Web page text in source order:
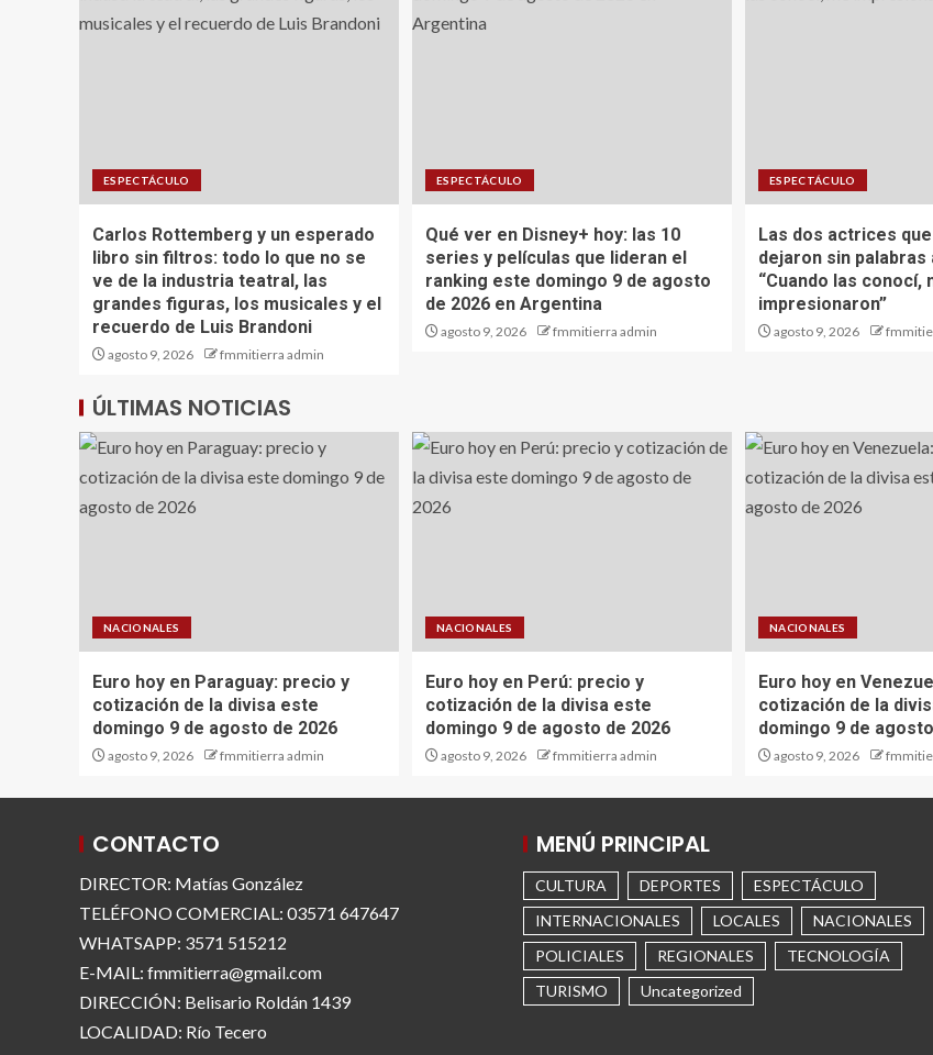
ESPECTÁCULO
Carlos Rottemberg y un esperado
libro sin filtros: todo lo que no se
ve de la industria teatral, las
grandes figuras, los musicales y el
recuerdo de Luis Brandoni
agosto 9, 2026 fmmitierra admin
ESPECTÁCULO
Qué ver en Disney+ hoy: las 10
series y películas que lideran el
ranking este domingo 9 de agosto
de 2026 en Argentina
agosto 9, 2026 fmmitierra admin
ESPECTÁCULO
Las dos actrices
dejaron sin palabras
“Cuando las conocí,
impresionaron”
agosto 9, 2026
ÚLTIMAS NOTICIAS
NACIONALES
Euro hoy en Paraguay: precio y
cotización de la divisa este
domingo 9 de agosto de 2026
agosto 9, 2026 fmmitierra admin
NACIONALES
Euro hoy en Perú: precio y
cotización de la divisa este
domingo 9 de agosto de 2026
agosto 9, 2026 fmmitierra admin
NACIONALES
Euro hoy en
cotización de la
domingo 9 de
agosto 9, 2026
CONTACTO
DIRECTOR: Matías González
TELÉFONO COMERCIAL: 03571 647647
WHATSAPP: 3571 515212
E-MAIL: fmmitierra@gmail.com
DIRECCIÓN: Belisario Roldán 1439
LOCALIDAD: Río Tecero
MENÚ PRINCIPAL
CULTURA DEPORTES
ESPECTÁCULO
INTERNACIONALES
LOCALES
NACIONALES
POLICIALES
REGIONALES
TECNOLOGÍA
TURISMO
Uncategorized